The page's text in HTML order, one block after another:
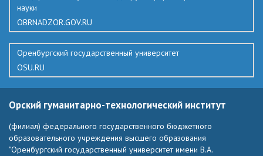
науки
OBRNADZOR.GOV.RU
Оренбургский государственный университет
OSU.RU
Орский гуманитарно-технологический институт
(филиал) федерального государственного бюджетного
образовательного учреждения высшего образования
"Оренбургский государственный университет имени В.А.